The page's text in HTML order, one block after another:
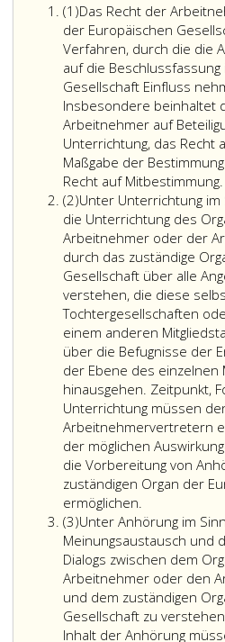
(1)Absatz
eins
Das Recht der
der Europäischen
Verfahren, durch die die
auf die
Gesellschaft Einfluss
Insbesondere beinhaltet
Arbeitnehmer auf
Unterrichtung, das Recht
Maßgabe der
Recht auf Mitbestimmung.
(2)Absatz
2
Unter Unterrichtung im
die Unterrichtung des
Arbeitnehmer oder der
durch das zuständige
Gesellschaft über alle
verstehen, die diese
Tochtergesellschaften
einem anderen
über die Befugnisse der
der Ebene des einzelnen
hinausgehen. Zeitpunkt,
Unterrichtung müssen
Arbeitnehmervertretern
der möglichen
die Vorbereitung von
zuständigen Organ der
ermöglichen.
Unterrichtung
im
Sinne
des
römisch
VI.
Teiles
(3)Absatz
3
Unter Anhörung im
Meinungsaustausch und
Dialogs zwischen dem
Arbeitnehmer oder den
und dem zuständigen
Gesellschaft zu
Inhalt der Anhörung